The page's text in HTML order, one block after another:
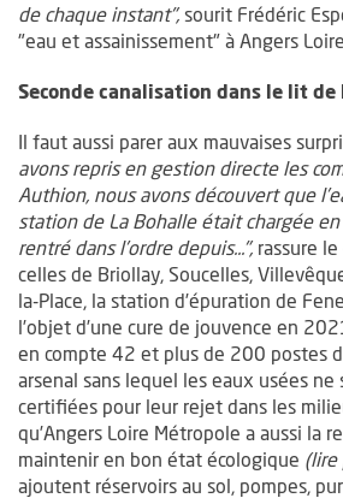
de chaque instant", sourit Frédéric
"eau et assainissement" à Angers
Seconde canalisation dans le lit de
Il faut aussi parer aux mauvaises
avons repris en gestion directe les
Authion, nous avons découvert que
station de La Bohalle était chargée
rentré dans l’ordre depuis...", rassure
celles de Briollay, Soucelles,
la-Place, la station d’épuration de
l’objet d’une cure de jouvence en
en compte 42 et plus de 200 postes
arsenal sans lequel les eaux usées ne
certifiées pour leur rejet dans les
qu’Angers Loire Métropole a aussi la
maintenir en bon état écologique (lire
ajoutent réservoirs au sol, pompes,